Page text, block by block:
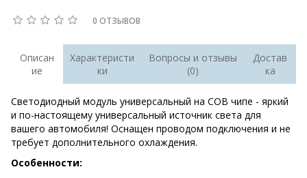
0 ОТЗЫВОВ
Описан
ие
Характеристи
ки
Вопросы и отзывы
(0)
Достав
ка
Светодиодный модуль универсальный на COB чипе - яркий
и по-настоящему универсальный источник света для
вашего автомобиля! Оснащен проводом подключения и не
требует дополнительного охлаждения.
Особенности: